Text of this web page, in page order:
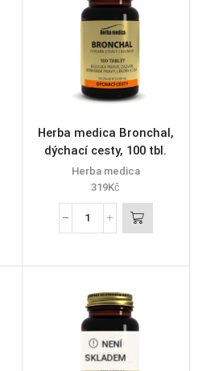
Herba medica Bronchal,
dýchací cesty, 100 tbl.
Herba medica
319Kč
NENÍ
SKLADEM